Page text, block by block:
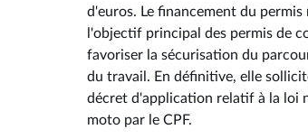
d'euros. Le financement du
l'objectif principal des permis de
favoriser la sécurisation du
du travail. En définitive, elle
décret d'application relatif à la loi
moto par le CPF.